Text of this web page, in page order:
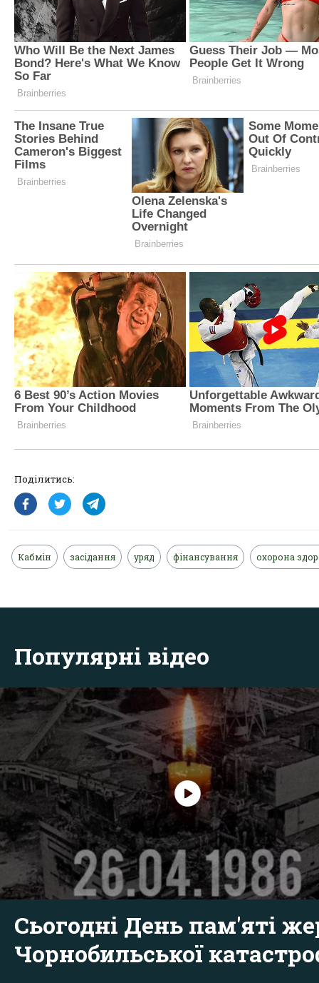
Поділитись:
Кабмін засідання уряд фінансування охорона
Популярні відео
Сьогодні День пам'яті
Чорнобильської